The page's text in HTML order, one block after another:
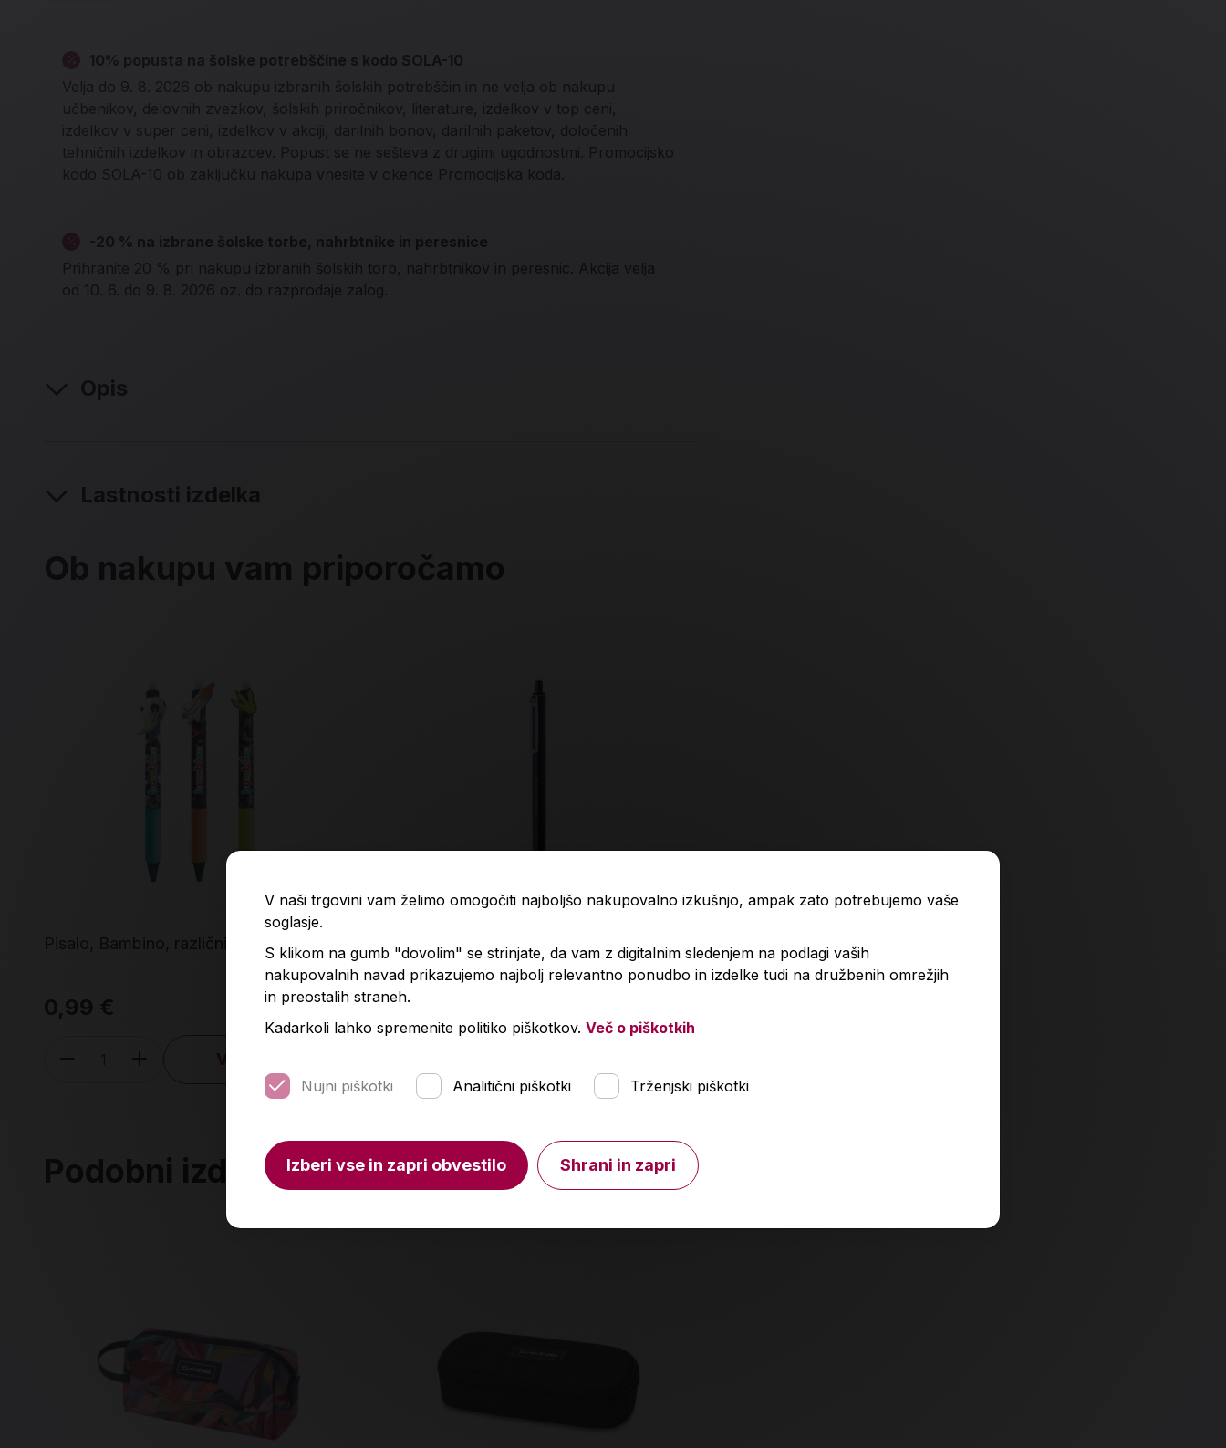
10% popusta na šolske potrebščine s kodo SOLA-10
Velja do 9. 8. 2026 ob nakupu izbranih šolskih potrebščin in ne velja ob nakupu
učbenikov, delovnih zvezkov, šolskih priročnikov, literature, izdelkov v top ceni,
izdelkov v super ceni, izdelkov v akciji, darilnih bonov, darilnih paketov, določenih
tehničnih izdelkov in obrazcev. Popust se ne sešteva z drugimi ugodnostmi. Promocijsko
kodo SOLA-10 ob zaključku nakupa vnesite v okence Promocijska koda.
-20 % na izbrane šolske torbe, nahrbtnike in peresnice
Prihranite 20 % pri nakupu izbranih šolskih torb, nahrbtnikov in peresnic. Akcija velja
od 10. 6. do 9. 8. 2026 oz. do razprodaje zalog.
Opis
Lastnosti izdelka
Ob nakupu vam priporočamo
Pisalo, Bambino, različni motivi
0,99 €
Količina
V košarico
Kemični svinčnik, Pentel, iZee BX467
1,29 €
Grafitni svinčnik, Staedtler, Noris 120, HB
Podobni izdelki
V naši trgovini vam želimo omogočiti najboljšo nakupovalno izkušnjo, ampak zato potrebujemo vaše
soglasje.
S klikom na gumb "dovolim" se strinjate, da vam z digitalnim sledenjem na podlagi vaših
nakupovalnih navad prikazujemo najbolj relevantno ponudbo in izdelke tudi na družbenih omrežjih
in preostalih straneh.
Kadarkoli lahko spremenite politiko piškotkov. Več o piškotkih
Nujni piškotki Analitični piškotki Trženjski piškotki
Izberi vse in zapri obvestilo Shrani in zapri